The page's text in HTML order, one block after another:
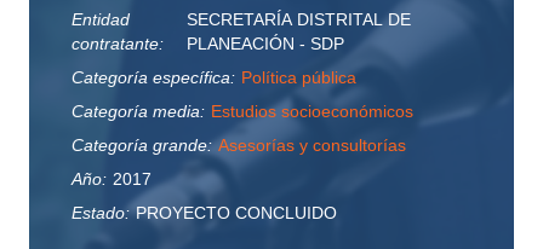
Entidad
contratante:
SECRETARÍA DISTRITAL DE
PLANEACIÓN - SDP
Categoría específica: Política pública
Categoría media: Estudios socioeconómicos
Categoría grande: Asesorías y consultorías
Año: 2017
Estado: PROYECTO CONCLUIDO